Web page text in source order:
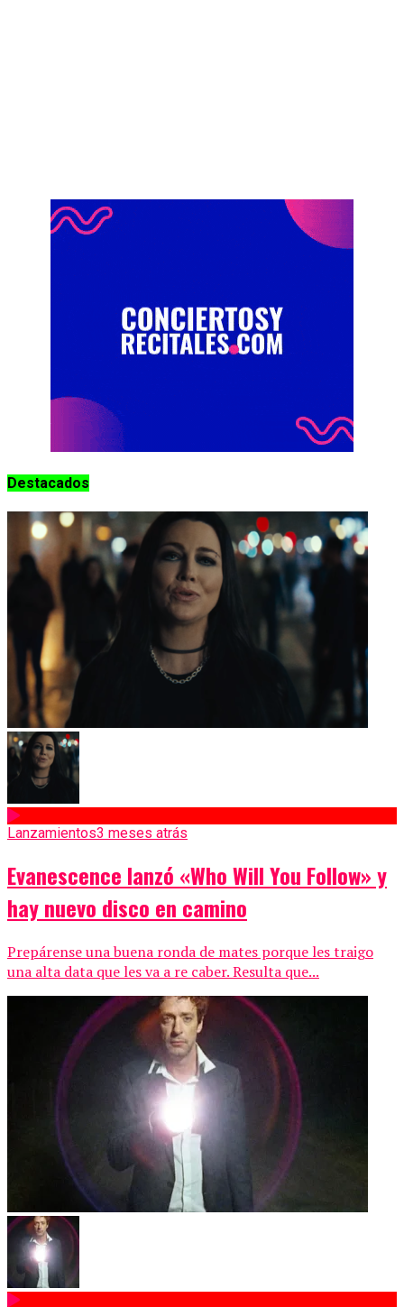
Destacados
Lanzamientos3 meses atrás
Evanescence lanzó «Who Will You Follow» y
hay nuevo disco en camino
Prepárense una buena ronda de mates porque les traigo
una alta data que les va a re caber. Resulta que...